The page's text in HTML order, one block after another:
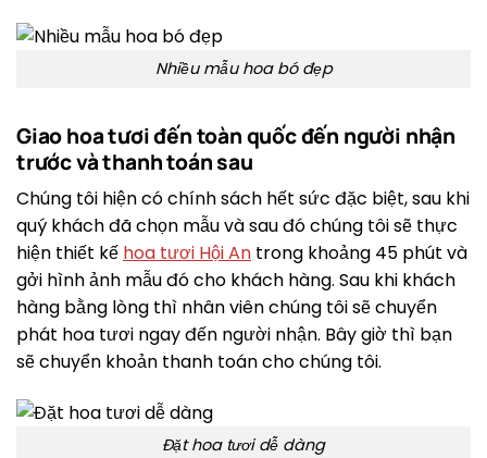
Nhiều mẫu hoa bó đẹp
Giao hoa tươi đến toàn quốc đến người nhận
trước và thanh toán sau
Chúng tôi hiện có chính sách hết sức đặc biệt, sau khi
quý khách đã chọn mẫu và sau đó chúng tôi sẽ thực
hiện thiết kế hoa tươi Hội An trong khoảng 45 phút và
gởi hình ảnh mẫu đó cho khách hàng. Sau khi khách
hàng bằng lòng thì nhân viên chúng tôi sẽ chuyển
phát hoa tươi ngay đến người nhận. Bây giờ thì bạn
sẽ chuyển khoản thanh toán cho chúng tôi.
Đặt hoa tươi dễ dàng